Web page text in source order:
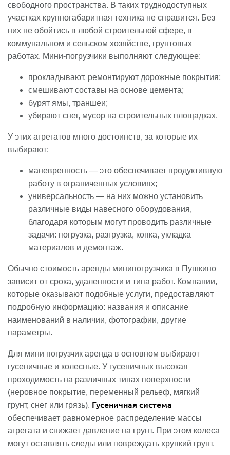
свободного пространства. В таких труднодоступных
участках крупногабаритная техника не справится. Без
них не обойтись в любой строительной сфере, в
коммунальном и сельском хозяйстве, грунтовых
работах. Мини-погрузчики выполняют следующее:
прокладывают, ремонтируют дорожные покрытия;
смешивают составы на основе цемента;
бурят ямы, траншеи;
убирают снег, мусор на строительных площадках.
У этих агрегатов много достоинств, за которые их
выбирают:
маневренность — это обеспечивает продуктивную
работу в ограниченных условиях;
универсальность — на них можно установить
различные виды навесного оборудования,
благодаря которым могут проводить различные
задачи: погрузка, разгрузка, копка, укладка
материалов и демонтаж.
Обычно стоимость аренды минипогрузчика в Пушкино
зависит от срока, удаленности и типа работ. Компании,
которые оказывают подобные услуги, предоставляют
подробную информацию: названия и описание
наименований в наличии, фотографии, другие
параметры.
Для мини погрузчик аренда в основном выбирают
гусеничные и колесные. У гусеничных высокая
проходимость на различных типах поверхности
(неровное покрытие, переменный рельеф, мягкий
грунт, снег или грязь). Гусеничная система
обеспечивает равномерное распределение массы
агрегата и снижает давление на грунт. При этом колеса
могут оставлять следы или повреждать хрупкий грунт.